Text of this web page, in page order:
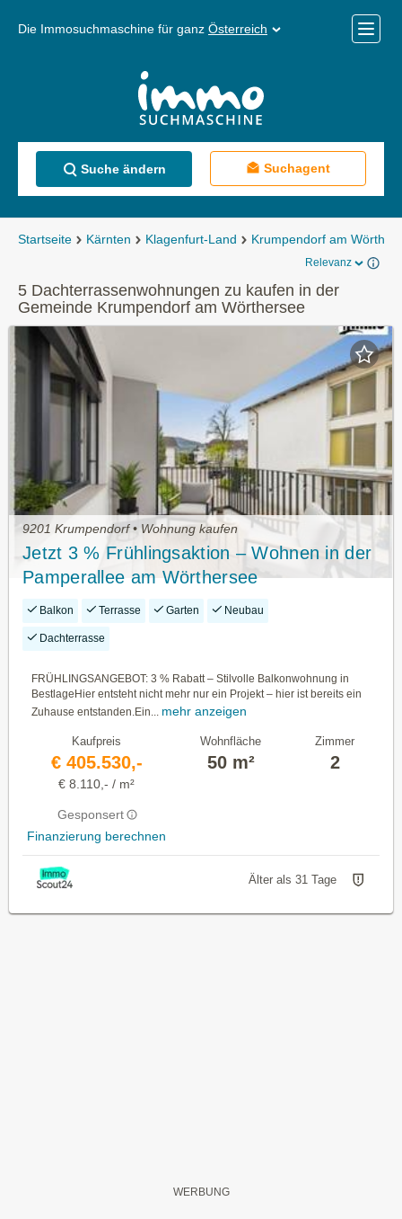
Die Immosuchmaschine für ganz Österreich
Menü
Suche ändern Suchagent
Startseite Kärnten Klagenfurt-Land Krumpendorf am
Relevanz
5 Dachterrassenwohnungen zu kaufen in der
Gemeinde Krumpendorf am Wörthersee
9201 Krumpendorf • Wohnung kaufen
Jetzt 3 % Frühlingsaktion – Wohnen in der
Pamperallee am Wörthersee
Balkon Terrasse Garten Neubau
Dachterrasse
FRÜHLINGSANGEBOT: 3 % Rabatt – Stilvolle Balkonwohnung in
BestlageHier entsteht nicht mehr nur ein Projekt – hier ist bereits ein
Zuhause entstanden.Ein...
mehr anzeigen
Kaufpreis
€ 405.530,-
€ 8.110,- / m²
Gesponsert
Finanzierung berechnen
Wohnfläche
50 m²
Zimmer
2
Älter als 31 Tage